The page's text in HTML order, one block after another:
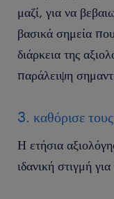
μαζί, για να
βασικά σημεία
διάρκεια της
παράλειψη
3. καθόρισε
Η ετήσια
ιδανική στιγμή